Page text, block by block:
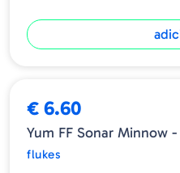
€ 6.60
Yum FF Sonar Minnow
flukes